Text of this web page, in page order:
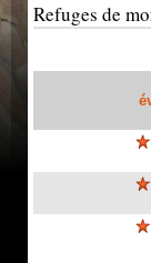
Refuges de